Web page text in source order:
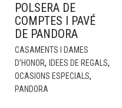
POLSERA DE
COMPTES I PAVÉ
DE PANDORA
CASAMENTS I DAMES
D’HONOR, IDEES DE REGALS,
OCASIONS ESPECIALS,
PANDORA